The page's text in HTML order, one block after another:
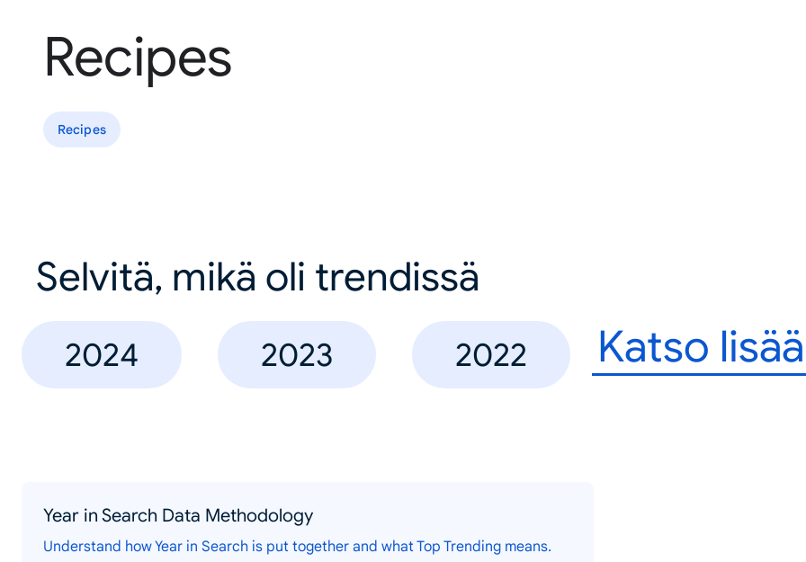
Recipes
Recipes
Selvitä, mikä oli trendissä
2024 2023 2022 Katso lisää
Year in Search Data Methodology
Understand how Year in Search is put together and what Top Trending means.